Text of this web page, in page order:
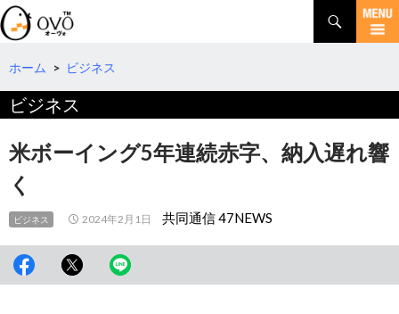
検
索
コ
テ
へ
移
動
ホーム > ビジネス
ビジネス
米ボーイング5年連続赤字、納入遅れ響
く
ビジネス 2024年2月1日 共同通信 47NEWS